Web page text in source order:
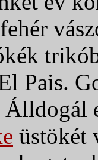
Pais.
üstökét